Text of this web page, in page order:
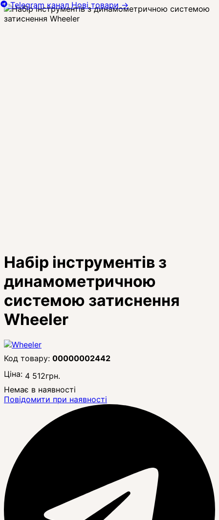
Набір інструментів з
динамометричною
системою затиснення
Wheeler
00000002442
Ціна: 4 512грн.
Немає в наявності
Повідомити при наявності
Telegram канал Нові товари→